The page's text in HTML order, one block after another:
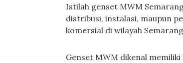
Istilah genset MWM
distribusi, instalasi, maupun
komersial di wilayah
Genset MWM dikenal